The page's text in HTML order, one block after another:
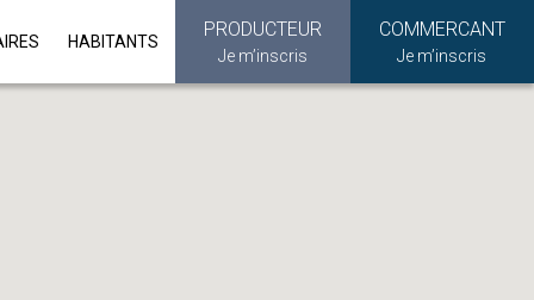
HABITANTS
PRODUCTEUR
Je m’inscris
COMMERCANT
Je m’inscris